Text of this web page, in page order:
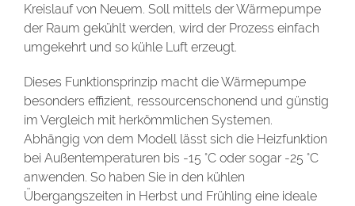
Kreislauf von Neuem. Soll mittels der Wärmepumpe
der Raum gekühlt werden, wird der Prozess einfach
umgekehrt und so kühle Luft erzeugt.
Dieses Funktionsprinzip macht die Wärmepumpe
besonders effizient, ressourcenschonend und günstig
im Vergleich mit herkömmlichen Systemen.
Abhängig von dem Modell lässt sich die Heizfunktion
bei Außentemperaturen bis -15 °C oder sogar -25 °C
anwenden. So haben Sie in den kühlen
Übergangszeiten in Herbst und Frühling eine ideale